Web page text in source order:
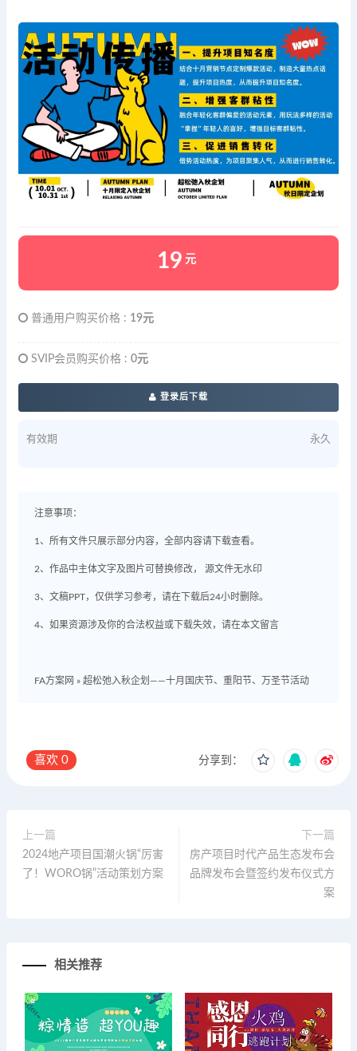
19 元
普通用户购买价格 : 19元
SVIP会员购买价格 : 0元
登录后下载
有效期 永久
注意事项：
1、所有文件只展示部分内容，全部内容请下载查看。
2、作品中主体文字及图片可替换修改， 源文件无水印
3、文稿PPT，仅供学习参考，请在下载后24小时删除。
4、如果资源涉及你的合法权益或下载失效，请在本文留言
FA方案网 » 超松弛入秋企划——十月国庆节、重阳节、万圣节活动
喜欢 0 分享到：
上一篇
2024地产项目国潮火锅“厉害
了！WORO锅”活动策划方案
下一篇
房产项目时代产品生态发布会
品牌发布会暨签约发布仪式方
案
相关推荐